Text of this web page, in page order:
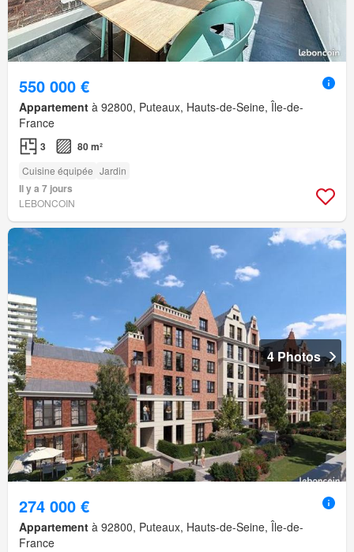
550 000 €
Appartement à 92800, Puteaux, Hauts-de-Seine, Île-de-
France
3 80 m²
Cuisine équipée Jardin
Il y a 7 jours
LEBONCOIN
4 Photos
274 000 €
Appartement à 92800, Puteaux, Hauts-de-Seine, Île-de-
France